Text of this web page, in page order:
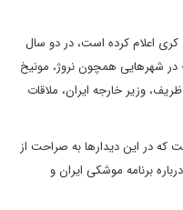
کری اعلام کرده است، در دو سال
در شهرهایی همچون نروژ، مونیخ
وزیر خارجه ایران، ملاقات
که در این دیدارها به صراحت از
برنامه موشکی ایران و